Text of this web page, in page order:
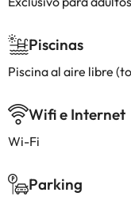
Piscinas
Piscina al aire libre
Wifi e Internet
Wi-Fi
Parking